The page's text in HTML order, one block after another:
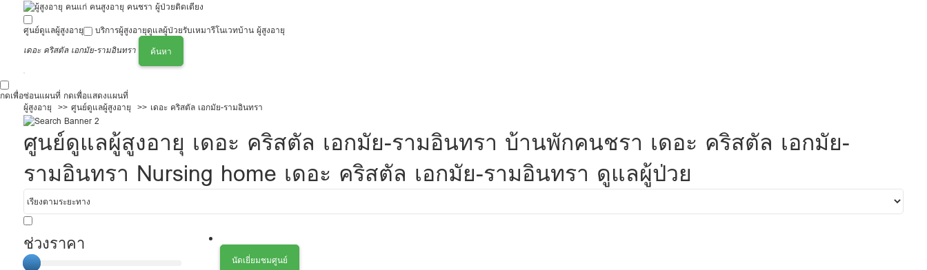
ศูนย์ดูแลผู้สูงอายุ บริการผู้สูงอายุดูแลผู้ป่วยรับเหมารีโนเวทบ้าน ผู้สูงอายุ
เดอะ คริสตัล เอกมัย-รามอินทรา
ค้นหา
กดเพื่อซ่อนแผนที่ กดเพื่อแสดงแผนที่
ผู้สูงอายุ
ศูนย์ดูแลผู้สูงอายุ เดอะ คริสตัล เอกมัย-รามอินทรา
ศูนย์ดูแลผู้สูงอายุ เดอะ คริสตัล เอกมัย-รามอินทรา บ้านพักคนชรา เดอะ คริสตัล เอกมัย-
รามอินทรา Nursing home เดอะ คริสตัล เอกมัย-รามอินทรา ดูแลผู้ป่วย
นัดเยี่ยมชมศูนย์
ช่วงราคา